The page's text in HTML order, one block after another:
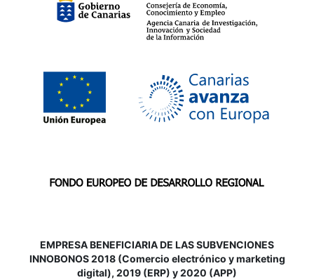
EMPRESA BENEFICIARIA DE LAS SUBVENCIONES
INNOBONOS 2018 (Comercio electrónico y marketing
digital), 2019 (ERP) y 2020 (APP)